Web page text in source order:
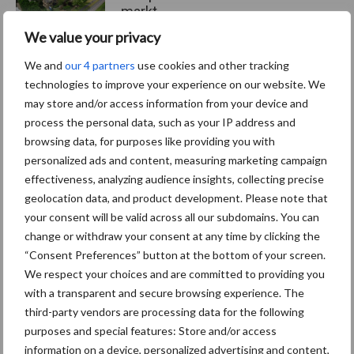
We value your privacy
We and our 4 partners use cookies and other tracking
technologies to improve your experience on our website. We
may store and/or access information from your device and
process the personal data, such as your IP address and
browsing data, for purposes like providing you with
personalized ads and content, measuring marketing campaign
effectiveness, analyzing audience insights, collecting precise
geolocation data, and product development. Please note that
your consent will be valid across all our subdomains. You can
change or withdraw your consent at any time by clicking the
“Consent Preferences” button at the bottom of your screen.
We respect your choices and are committed to providing you
with a transparent and secure browsing experience. The
third-party vendors are processing data for the following
purposes and special features: Store and/or access
information on a device, personalized advertising and content,
markt
Themapagina's
Diergezondheid Bemesting Fokkerij
Derogatie Fosfaatrechten
Toon meer